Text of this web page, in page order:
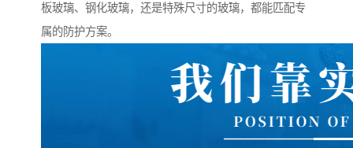
板玻璃、钢化玻璃，还是特殊尺寸的玻璃，都能匹配专
属的防护方案。